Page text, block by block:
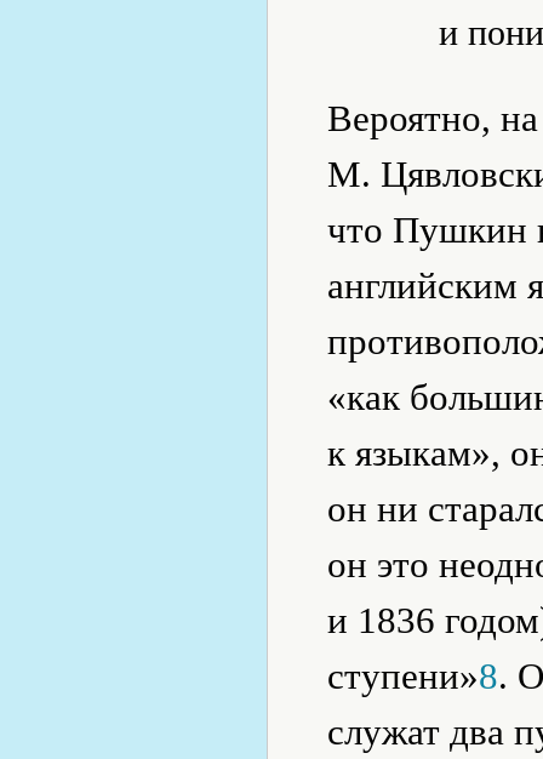
и
Вероятно,
М.
что Пушкин
английским
«как
к языкам»,
он ни
он это
и 1836
ступени»8.
служат два